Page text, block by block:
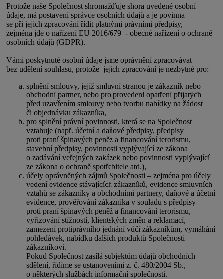
Protože naše Společnost shromažďuje shora uvedené osobní
údaje, má postavení správce osobních údajů a je povinna
se při jejich zpracování řídit platnými právními předpisy,
zejména jde o nařízení EU 2016/679 - obecné nařízení o ochraně
osobních údajů (GDPR).
Vámi poskytnuté osobní údaje jsme oprávnění zpracovávat
bez udělení souhlasu, protože jejich zpracování je nezbytné pro:
splnění smlouvy, jejíž smluvní stranou je zákazník nebo
obchodní partner, nebo pro provedení opatření přijatých
před uzavřením smlouvy nebo tvorbu nabídky na žádost
či objednávku zákazníka,
pro splnění právní povinnosti, která se na Společnost
vztahuje (např. účetní a daňové předpisy, předpisy
proti praní špinavých peněz a financování terorismu,
stavební předpisy, povinnosti vyplývající ze zákona
o zadávání veřejných zakázek nebo povinnosti vyplývající
ze zákona o ochraně spotřebitele atd.),
účely oprávněných zájmů Společnosti – zejména pro účely
vedení evidence stávajících zákazníků, evidence smluvních
vztahů se zákazníky a obchodními partnery, daňové a účetní
evidence, prověřování zákazníka v souladu s předpisy
proti praní špinavých peněž a financování terorismu,
vyřizování stížností, klientských změn a reklamací,
zamezení protiprávního jednání vůči zákazníkům, vymáhání
pohledávek, nabídku dalších produktů Společnosti
zákazníkovi.
Pokud Společnost zasílá subjektům údajů obchodních
sdělení, řídíme se ustanoveními z. č. 480/2004 Sb.,
o některých službách informační společnosti.